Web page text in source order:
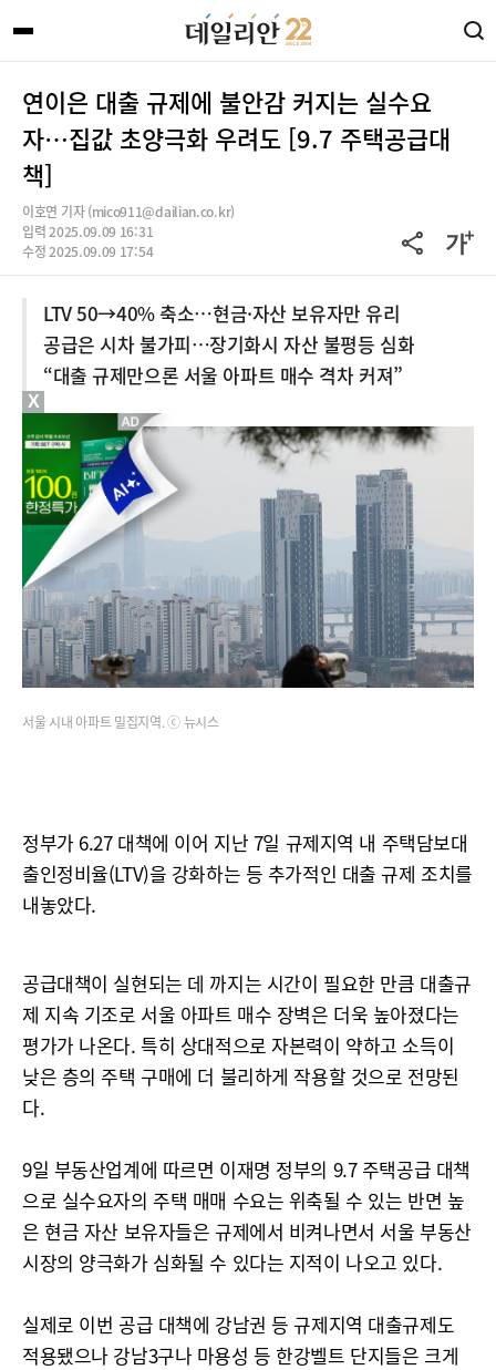
연이은 대출 규제에 불안감 커지는 실수요
자…집값 초양극화 우려도 [9.7 주택공급대
책]
이호연 기자 (mico911@dailian.co.kr)
입력 2025.09.09 16:31
수정 2025.09.09 17:54
LTV 50→40% 축소…현금·자산 보유자만 유리
공급은 시차 불가피…장기화시 자산 불평등 심화
“대출 규제만으론 서울 아파트 매수 격차 커져”
서울 시내 아파트 밀집지역. ⓒ 뉴시스
정부가 6.27 대책에 이어 지난 7일 규제지역 내 주택담보대
출인정비율(LTV)을 강화하는 등 추가적인 대출 규제 조치를
내놓았다.
공급대책이 실현되는 데 까지는 시간이 필요한 만큼 대출규
제 지속 기조로 서울 아파트 매수 장벽은 더욱 높아졌다는
평가가 나온다. 특히 상대적으로 자본력이 약하고 소득이
낮은 층의 주택 구매에 더 불리하게 작용할 것으로 전망된
다.
9일 부동산업계에 따르면 이재명 정부의 9.7 주택공급 대책
으로 실수요자의 주택 매매 수요는 위축될 수 있는 반면 높
은 현금 자산 보유자들은 규제에서 비켜나면서 서울 부동산
시장의 양극화가 심화될 수 있다는 지적이 나오고 있다.
실제로 이번 공급 대책에 강남권 등 규제지역 대출규제도
적용됐으나 강남3구나 마용성 등 한강벨트 단지들은 크게
X